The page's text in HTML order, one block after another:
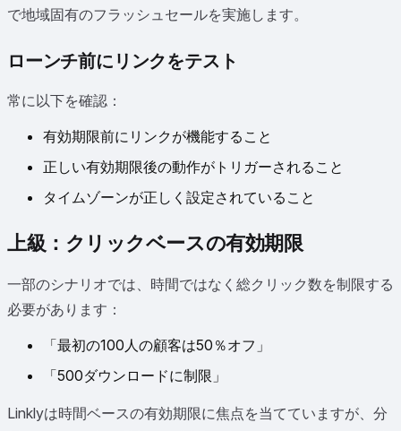
で地域固有のフラッシュセールを実施します。
ローンチ前にリンクをテスト
常に以下を確認：
有効期限前にリンクが機能すること
正しい有効期限後の動作がトリガーされること
タイムゾーンが正しく設定されていること
上級：クリックベースの有効期限
一部のシナリオでは、時間ではなく総クリック数を制限する
必要があります：
「最初の100人の顧客は50％オフ」
「500ダウンロードに制限」
Linklyは時間ベースの有効期限に焦点を当てていますが、分